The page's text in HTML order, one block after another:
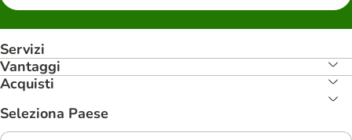
Servizi
Vantaggi
Acquisti
Seleziona Paese